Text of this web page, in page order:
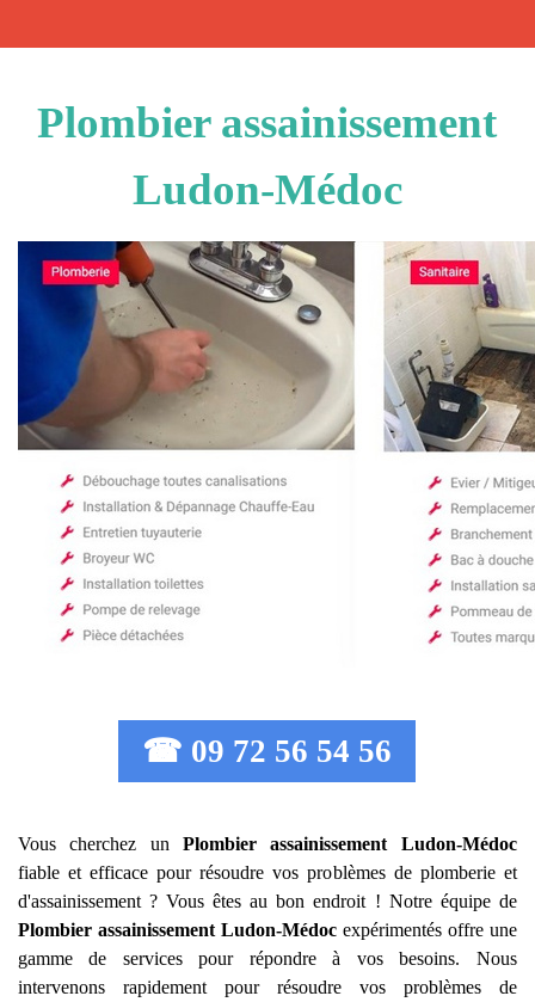
Plombier assainissement
Ludon-Médoc
☎ 09 72 56 54 56
Vous cherchez unPlombier assainissement
Ludon-Médoc
fiable et efficace pour résoudre vos problèmes de plomberie et
d'assainissement ? Vous êtes au bon endroit ! Notre équipe de
Plombier assainissement Ludon-Médocexpérimentés offre une
gamme de services pour répondre à vos besoins. Nous
intervenons rapidement pour résoudre vos problèmes de